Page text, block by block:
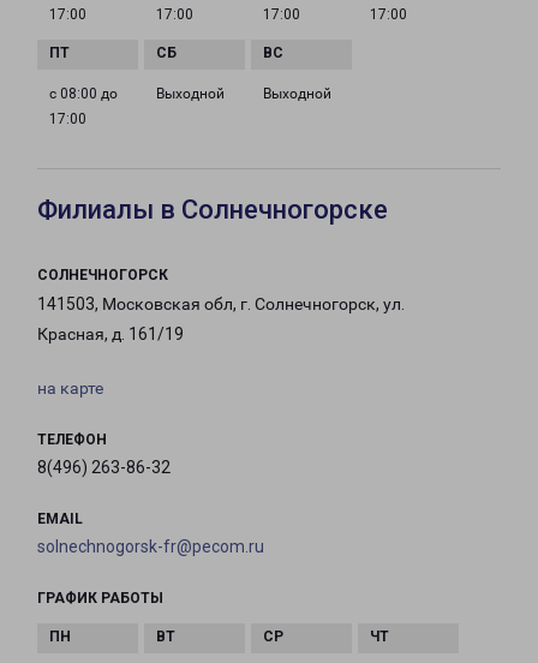
17:00
17:00
17:00
17:00
с 08:00 до
17:00
Выходной Выходной
Филиалы в Солнечногорске
СОЛНЕЧНОГОРСК
141503, Московская обл, г. Солнечногорск, ул.
Красная, д. 161/19
на карте
ТЕЛЕФОН
8(496) 263-86-32
EMAIL
solnechnogorsk-fr@pecom.ru
ГРАФИК РАБОТЫ